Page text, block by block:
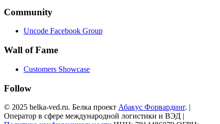
Community
Uncode Facebook Group
Wall of Fame
Customers Showcase
Follow
© 2025 belka-ved.ru. Белка проект Абакус Форвардинг. |
Оператор в сфере международной логистики и ВЭД |